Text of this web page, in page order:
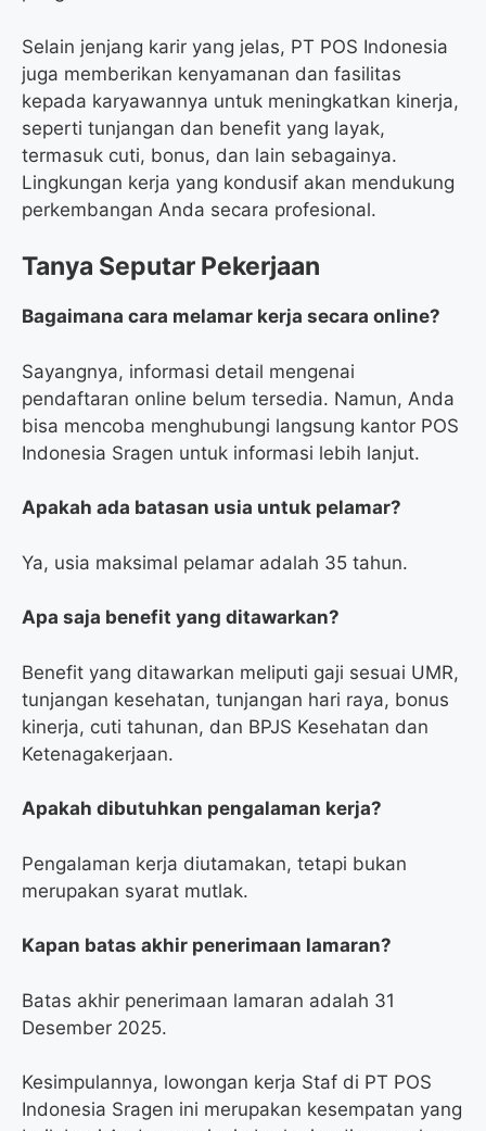
Selain jenjang karir yang jelas, PT POS Indonesia
juga memberikan kenyamanan dan fasilitas
kepada karyawannya untuk meningkatkan kinerja,
seperti tunjangan dan benefit yang layak,
termasuk cuti, bonus, dan lain sebagainya.
Lingkungan kerja yang kondusif akan mendukung
perkembangan Anda secara profesional.
Tanya Seputar Pekerjaan
Bagaimana cara melamar kerja secara online?
Sayangnya, informasi detail mengenai
pendaftaran online belum tersedia. Namun, Anda
bisa mencoba menghubungi langsung kantor POS
Indonesia Sragen untuk informasi lebih lanjut.
Apakah ada batasan usia untuk pelamar?
Ya, usia maksimal pelamar adalah 35 tahun.
Apa saja benefit yang ditawarkan?
Benefit yang ditawarkan meliputi gaji sesuai UMR,
tunjangan kesehatan, tunjangan hari raya, bonus
kinerja, cuti tahunan, dan BPJS Kesehatan dan
Ketenagakerjaan.
Apakah dibutuhkan pengalaman kerja?
Pengalaman kerja diutamakan, tetapi bukan
merupakan syarat mutlak.
Kapan batas akhir penerimaan lamaran?
Batas akhir penerimaan lamaran adalah 31
Desember 2025.
Kesimpulannya, lowongan kerja Staf di PT POS
Indonesia Sragen ini merupakan kesempatan yang